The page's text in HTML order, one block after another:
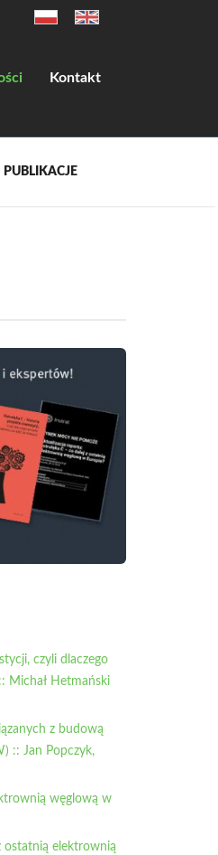
Kontakt
PUBLIKACJE
czyli dlaczego
Michał Hetmański
z budową
:: Jan Popczyk,
węglową w
ostatnią elektrownią